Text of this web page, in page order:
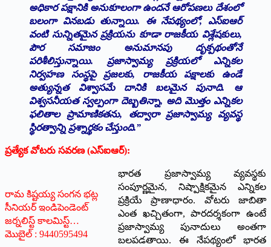
అధికార పక్షానికి అనుకూలంగా ఉందనే ఆరోపణలు దేశంలో
బలంగా వినబడు తున్నాయి. ఈ నేపథ్యంలో, ఎస్ఐఆర్‌
వంటి సున్నితమైన ప్రక్రియను కూడా రాజకీయ విశ్లేషకులు,
పౌర సమాజం అనుమానపు దృక్పథంతోనే
పరిశీలిస్తున్నాయి. ప్రజాస్వామ్య ప్రక్రియలో ఎన్నికల
నిర్వహణ సంస్థపై ప్రజలకు, రాజకీయ పక్షాలకు ఉండే
అత్యున్నత విశ్వాసమే దానికి బలమైన పునాది. ఆ
విశ్వసనీయత స్వల్పంగా దెబ్బతిన్నా, అది మొత్తం ఎన్నికల
ఫలితాల ప్రామాణికతను, తద్వారా ప్రజాస్వామ్య వ్యవస్థ
స్థిరత్వాన్ని ప్రశ్నార్థకం చేస్తుంది.”
ప్రత్యేక వోటరు సవరణ (ఎస్ఐఆర్‌):
రామ కిష్టయ్య సంగన భట్ల
సీనియర్ ఇండిపెండెంట్
జర్నలిస్ట్ కాలమిస్ట్…
మొబైల్ : 9440595494
భారత ప్రజాస్వామ్య వ్యవస్థకు
సంపూర్ణమైన, నిష్పాక్షికమైన ఎన్నికల
ప్రక్రియే ప్రాణాధారం. వోటరు జాబితా
ఎంత ఖచ్చితంగా, పారదర్శకంగా ఉంటే
ప్రజాస్వామ్య పునాదులు అంతగా
బలపడతాయి. ఈ నేపథ్యంలో భారత